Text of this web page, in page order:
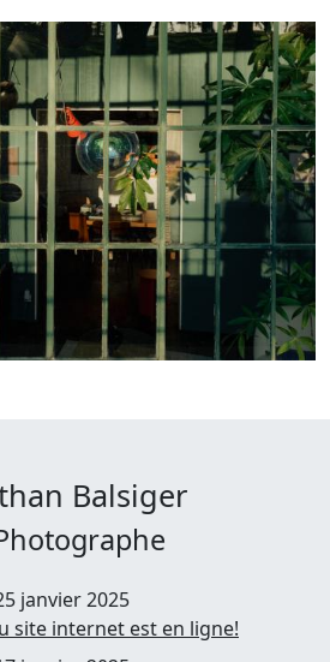
Balsiger
janvier 2025
site internet est en ligne!